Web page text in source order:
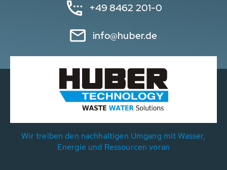
+49 8462 201-0
info@huber.de
Wir treiben den nachhaltigen Umgang mit Wasser,
Energie und Ressourcen voran